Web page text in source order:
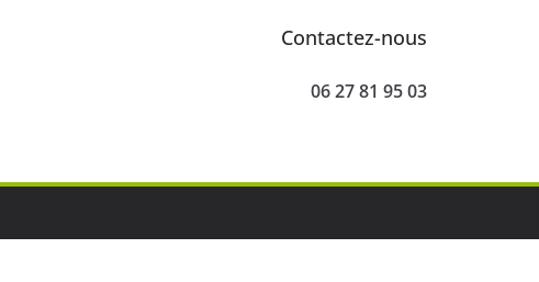
Contactez-nous
06 27 81 95 03